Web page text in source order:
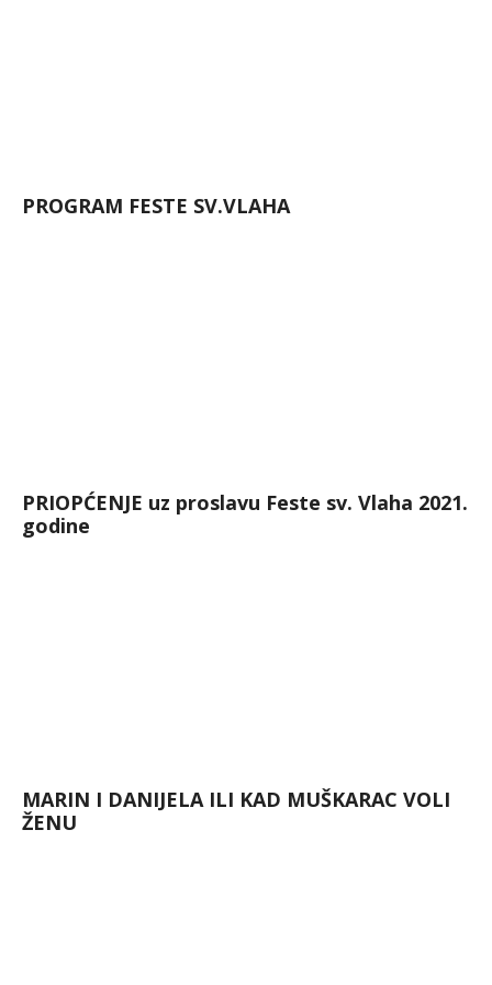
PROGRAM FESTE SV.VLAHA
PRIOPĆENJE uz proslavu Feste sv. Vlaha 2021.
godine
MARIN I DANIJELA ILI KAD MUŠKARAC VOLI
ŽENU